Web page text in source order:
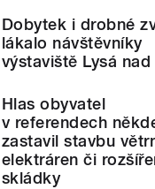
Dobytek i drobné
lákalo návštěvníky
výstaviště Lysá nad
Hlas obyvatel
v referendech
zastavil stavbu
elektráren či
skládky